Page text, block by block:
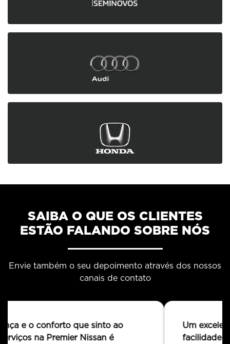
Saiba mais
Saiba mais
SAIBA O QUE OS CLIENTES
ESTÃO FALANDO SOBRE NÓS
Envie também o seu depoimento através dos nossos
canais de contato
Um excelente atendimento desde a
facilidade e rapidez na marcação das